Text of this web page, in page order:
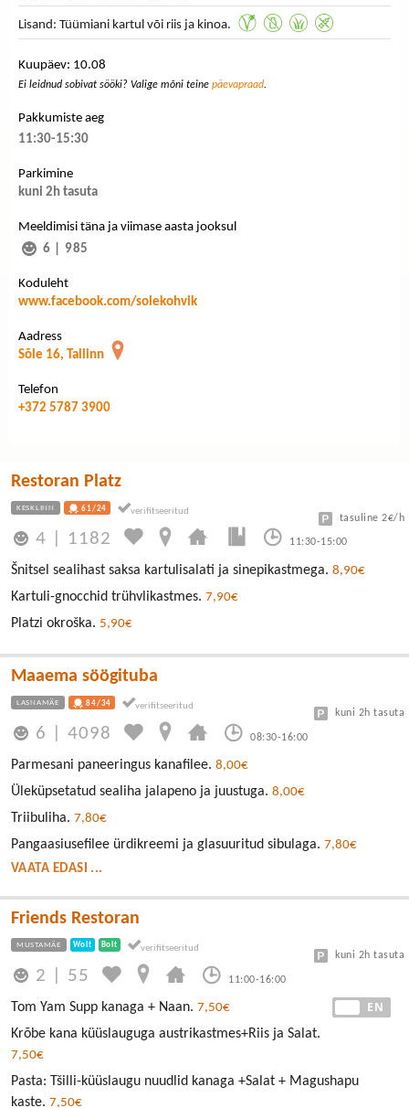
Lisand: Tüümiani kartul või riis ja kinoa.
Kuupäev: 10.08
Ei leidnud sobivat sööki? Valige mõni teine päevapraad.
Pakkumiste aeg
11:30-15:30
Parkimine
kuni 2h tasuta
Meeldimisi täna ja viimase aasta jooksul
6
985
Koduleht
www.facebook.com/solekohvik
Aadress
Sõle 16, Tallinn
Telefon
+372 5787 3900
Restoran Platz
KESKLINN 61/24
4 1182 11:30-15:00
tasuline 2€/h
Šnitsel sealihast saksa kartulisalati ja sinepikastmega. 8,90€
Kartuli-gnocchid trühvlikastmes. 7,90€
Platzi okroška. 5,90€
Maaema söögituba
LASNAMÄE 84/34
6 |4098 08:30-16:00
kuni 2h tasuta
Parmesani paneeringus kanafilee. 8,00€
Üleküpsetatud sealiha jalapeno ja juustuga. 8,00€
Triibuliha. 7,80€
Pangaasiusefilee ürdikreemi ja glasuuritud sibulaga. 7,80€
VAATA EDASI ...
Friends Restoran
MUSTAMÄE Wolt Bolt
2 55 11:00-16:00
kuni 2h tasuta
EN
Tom Yam Supp kanaga + Naan. 7,50€
Krõbe kana küüslauguga austrikastmes+Riis ja Salat.
7,50€
Pasta: Tšilli-küüslaugu nuudlid kanaga +Salat + Magushapu
kaste. 7,50€